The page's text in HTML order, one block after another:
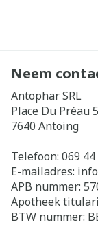
Neem
Antophar SRL
Place Du Préau 5
7640 Antoing
Telefoon: 069
E-mailadres:
APB nummer:
Apotheek
BTW nummer: